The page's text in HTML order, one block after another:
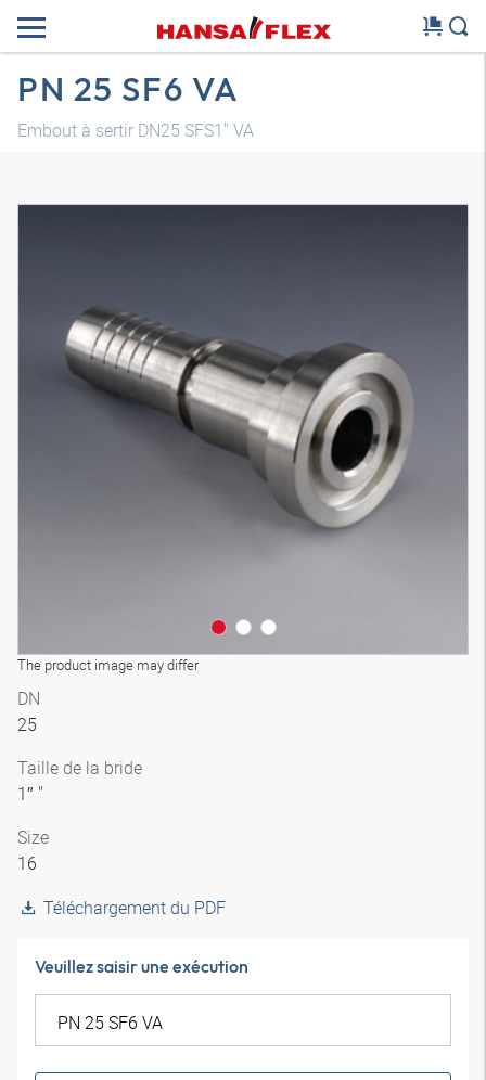
PN 25 SF6 VA
Embout à sertir DN25 SFS1" VA
The product image may differ
Modèle 3D
DN
25
Taille de la bride
1″ "
Size
16
Téléchargement du PDF
Veuillez saisir une exécution